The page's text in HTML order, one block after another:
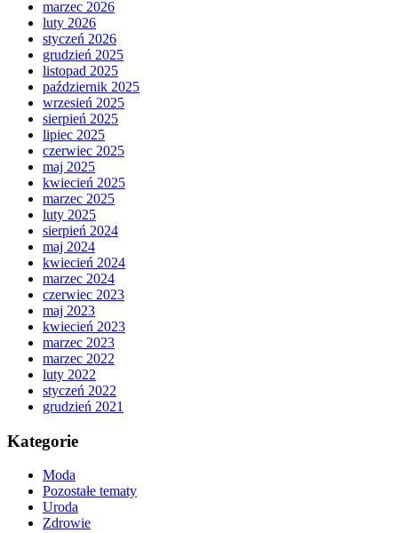
marzec 2026
luty 2026
styczeń 2026
grudzień 2025
listopad 2025
październik 2025
wrzesień 2025
sierpień 2025
lipiec 2025
czerwiec 2025
maj 2025
kwiecień 2025
marzec 2025
luty 2025
sierpień 2024
maj 2024
kwiecień 2024
marzec 2024
czerwiec 2023
maj 2023
kwiecień 2023
marzec 2023
marzec 2022
luty 2022
styczeń 2022
grudzień 2021
Kategorie
Moda
Pozostałe tematy
Uroda
Zdrowie